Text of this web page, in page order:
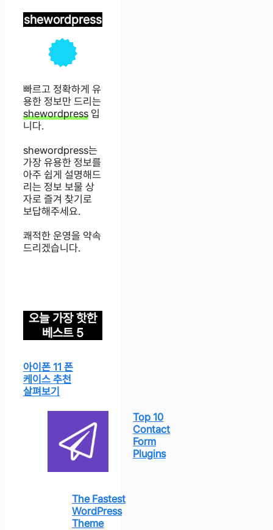
shewordpress
빠르고 정확하게 유
용한 정보만 드리는
shewordpress 입
니다.
shewordpress는
가장 유용한 정보를
아주 쉽게 설명해드
리는 정보 보물 상
자로 즐겨 찾기로
보답해주세요.
쾌적한 운영을 약속
드리겠습니다.
오늘 가장 핫한
베스트 5
아이폰 11 폰
케이스 추천
살펴보기
Top 10
Contact
Form
Plugins
The Fastest
WordPress
Theme